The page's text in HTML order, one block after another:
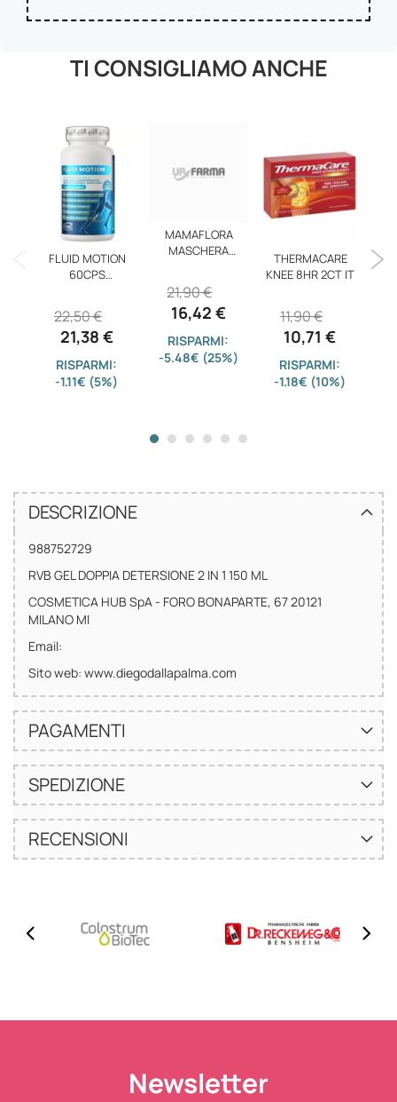
TI CONSIGLIAMO ANCHE
FLUID MOTION
60CPS
21,38 €
22,50 €
RISPARMI:
-1.11€ (5%)
MAMAFLORA
MASCHERA
16,42 €
21,90 €
RISPARMI:
-5.48€ (25%)
THERMACARE
KNEE 8HR 2CT IT
10,71 €
11,90 €
RISPARMI:
-1.18€ (10%)
DESCRIZIONE
988752729
RVB GEL DOPPIA DETERSIONE 2 IN 1 150 ML
COSMETICA HUB SpA - FORO BONAPARTE, 67 20121
MILANO MI
Email:
Sito web: www.diegodallapalma.com
PAGAMENTI
SPEDIZIONE
RECENSIONI
Newsletter